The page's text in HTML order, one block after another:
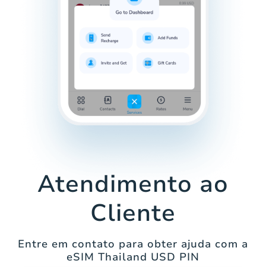
Atendimento ao
Cliente
Entre em contato para obter ajuda com a
eSIM Thailand USD PIN